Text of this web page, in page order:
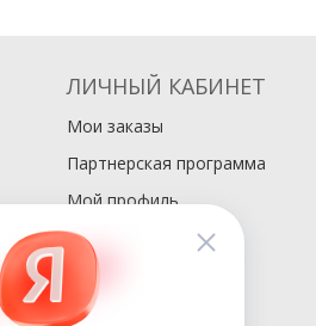
ЛИЧНЫЙ КАБИНЕТ
Мои заказы
Партнерская программа
Мой профиль